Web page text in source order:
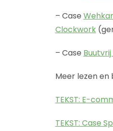
– Case
Clockwork
– Case
Meer lezen en
TEKST: E-
TEKST: Case